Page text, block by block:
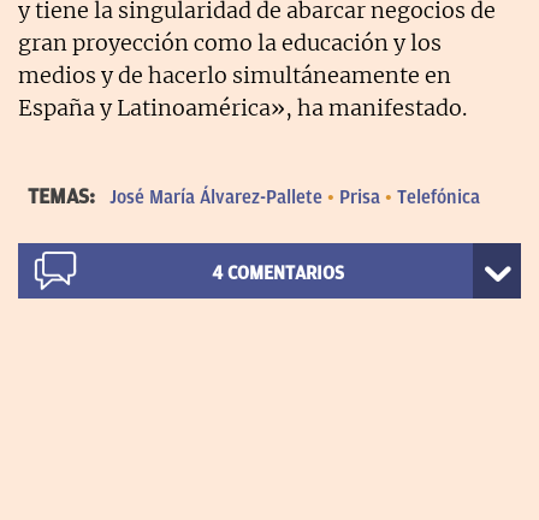
y tiene la singularidad de abarcar negocios de
gran proyección como la educación y los
medios y de hacerlo simultáneamente en
España y Latinoamérica», ha manifestado.
TEMAS: José María Álvarez-Pallete Prisa Telefónica
4COMENTARIOS